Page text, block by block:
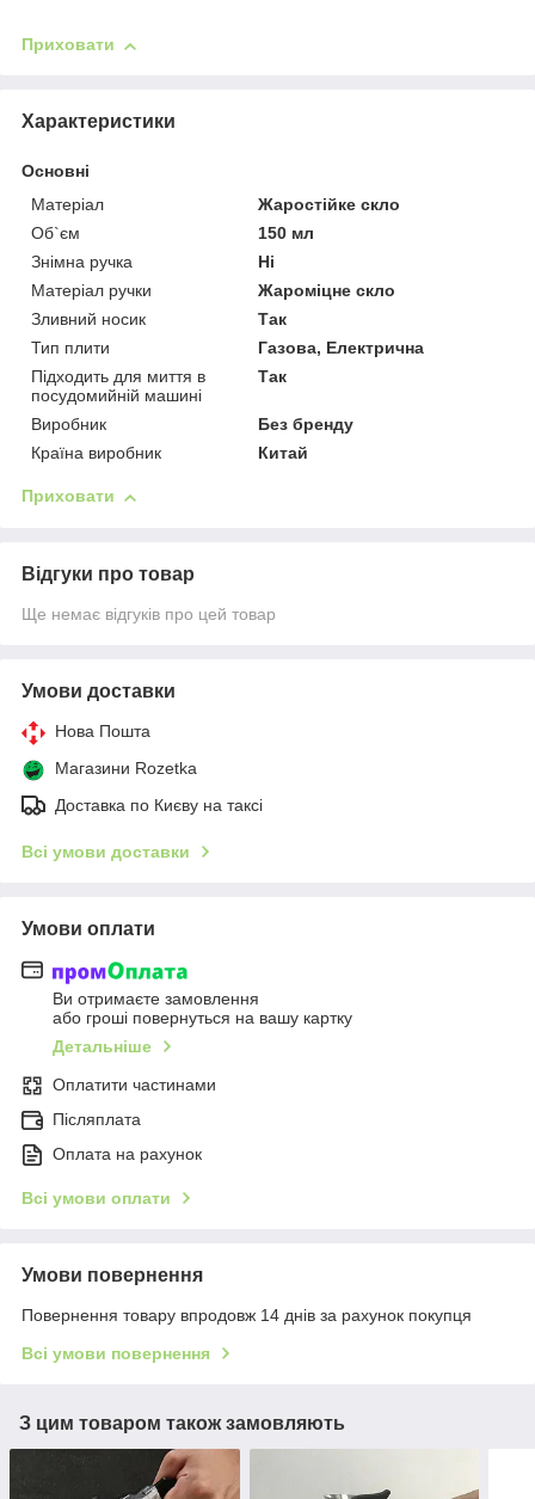
Приховати
Характеристики
Основні
Матеріал
Жаростійке скло
Об`єм
150 мл
Знімна ручка
Ні
Матеріал ручки
Жароміцне скло
Зливний носик
Так
Тип плити
Газова, Електрична
Підходить для миття в
посудомийній машині
Так
Виробник
Без бренду
Країна виробник
Китай
Приховати
Відгуки про товар
Ще немає відгуків про цей товар
Умови доставки
Нова Пошта
Магазини Rozetka
Доставка по Києву на таксі
Всі умови доставки
Умови оплати
Ви отримаєте замовлення
або гроші повернуться на вашу картку
Детальніше
Оплатити частинами
Післяплата
Оплата на рахунок
Всі умови оплати
Умови повернення
Повернення товару впродовж 14 днів за рахунок покупця
Всі умови повернення
З цим товаром також замовляють